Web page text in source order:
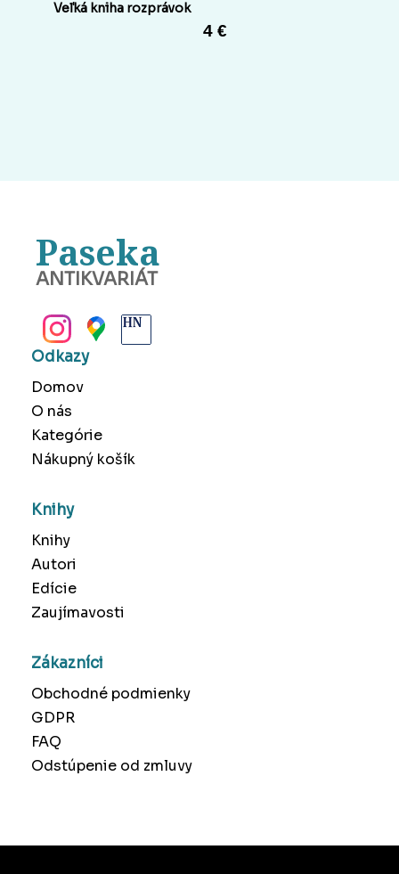
Veľká kniha rozprávok
4 €
Paseka
ANTIKVARIÁT
Odkazy
Domov
O nás
Kategórie
Nákupný košík
Knihy
Knihy
Autori
Edície
Zaujímavosti
Zákazníci
Obchodné podmienky
GDPR
FAQ
Odstúpenie od zmluvy